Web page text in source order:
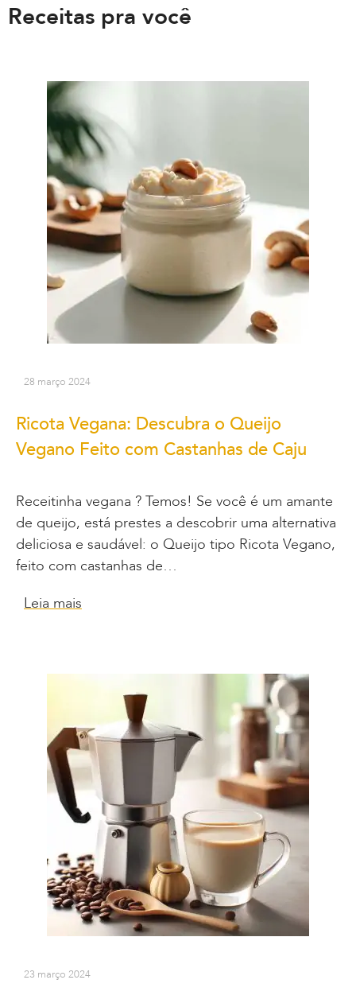
Receitas pra você
28 março 2024
Ricota Vegana: Descubra o Queijo
Vegano Feito com Castanhas de Caju
Receitinha vegana ? Temos! Se você é um amante
de queijo, está prestes a descobrir uma alternativa
deliciosa e saudável: o Queijo tipo Ricota Vegano,
feito com castanhas de…
Leia mais
23 março 2024